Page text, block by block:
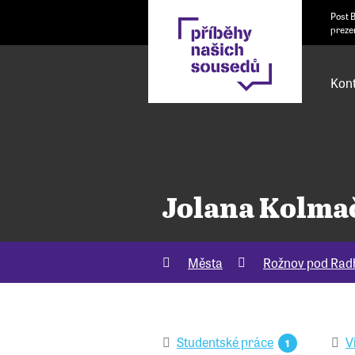
Post
Jolana
Města Rožnov pod
Studentské práce 1